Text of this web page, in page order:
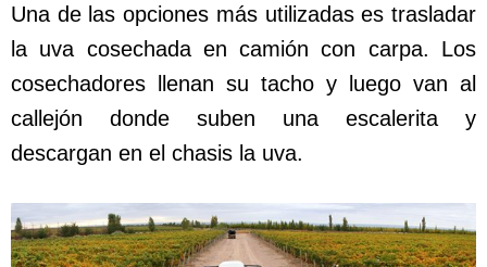
Una de las opciones más utilizadas es trasladar
la uva cosechada en camión con carpa. Los
cosechadores llenan su tacho y luego van al
callejón donde suben una escalerita y
descargan en el chasis la uva.